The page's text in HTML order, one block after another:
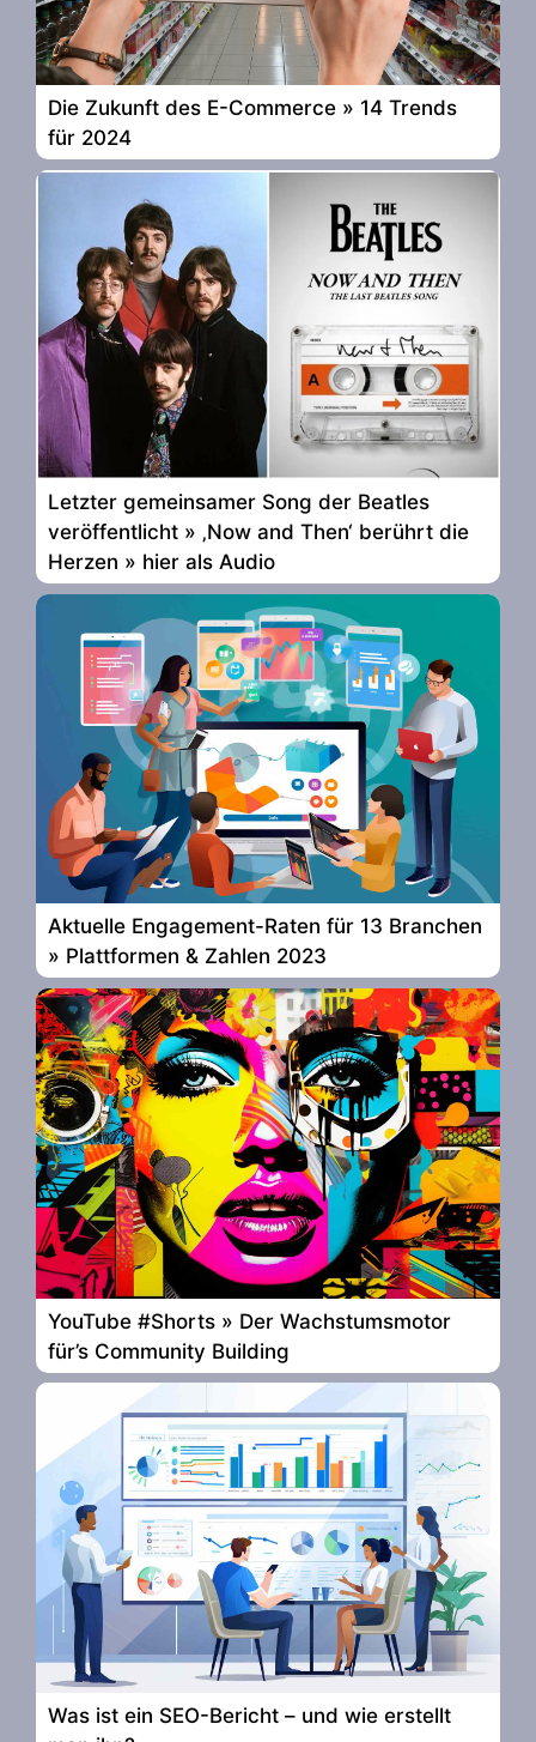
Die Zukunft des E-Commerce » 14 Trends
für 2024
Letzter gemeinsamer Song der Beatles
veröffentlicht » ‚Now and Then‘ berührt die
Herzen » hier als Audio
Aktuelle Engagement-Raten für 13 Branchen
» Plattformen & Zahlen 2023
YouTube #Shorts » Der Wachstumsmotor
für’s Community Building
Was ist ein SEO-Bericht – und wie erstellt